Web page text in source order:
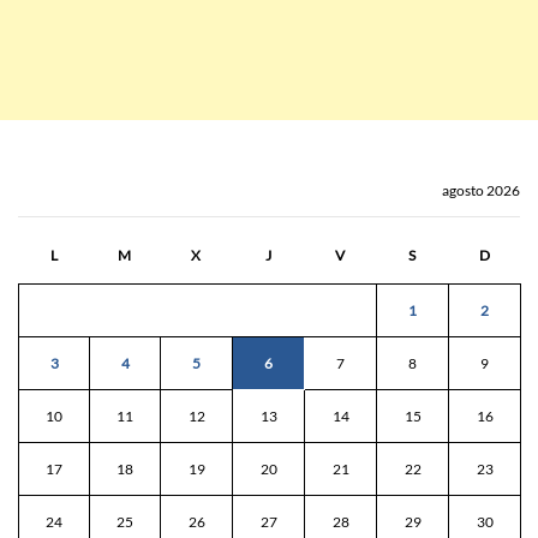
agosto 2026
L M X J V S D
1 2
3 4 5 6 7 8 9
10 11 12 13 14 15 16
17 18 19 20 21 22 23
24 25 26 27 28 29 30